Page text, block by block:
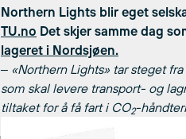
Northern Lights blir eget
TU.no Det skjer samme dag
lageret i Nordsjøen.
‒ «Northern Lights» tar steget
som skal levere transport- og
tiltaket for å få fart i CO2-